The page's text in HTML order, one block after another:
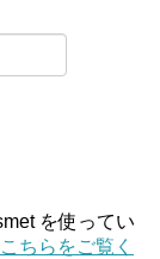
を使ってい
ちらをご覧く